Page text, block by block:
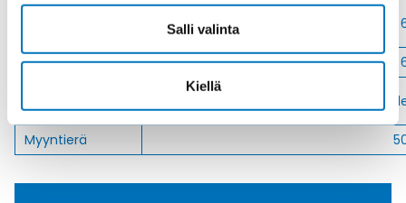
Salli valinta
Kiellä
Nema Luokka
4 / 4X /
osa
Myyntierä